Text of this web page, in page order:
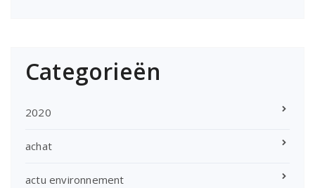
Categorieën
2020
achat
actu environnement